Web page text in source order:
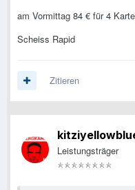
am Vormittag 84 € für 4
Scheiss Rapid
Zitieren
Leistungsträger